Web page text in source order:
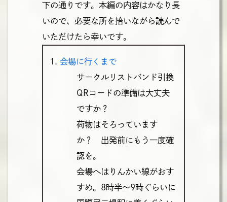
下の通りです。本編の内容はかなり長
いので、必要な所を拾いながら読んで
いただけたら幸いです。
会場に行くまで
サークルリストバンド引換
QRコードの準備は大丈夫
ですか？
荷物はそろっています
か？ 出発前にもう一度確
認を。
会場へはりんかい線がおす
すめ。8時半～9時ぐらいに